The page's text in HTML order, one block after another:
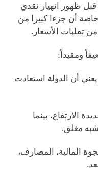
ظهور انهيار نقدي
أن جزءا كبيرا من
تقلبات الأسعار.
ومقيداً:
أن الدولة استعادت
الارتفاع، بينما
شبه مغلق.
المالية، المصارف،